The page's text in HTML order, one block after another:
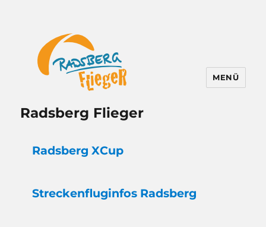
Radsberg Flieger
MENÜ
Radsberg XCup
Streckenfluginfos Radsberg